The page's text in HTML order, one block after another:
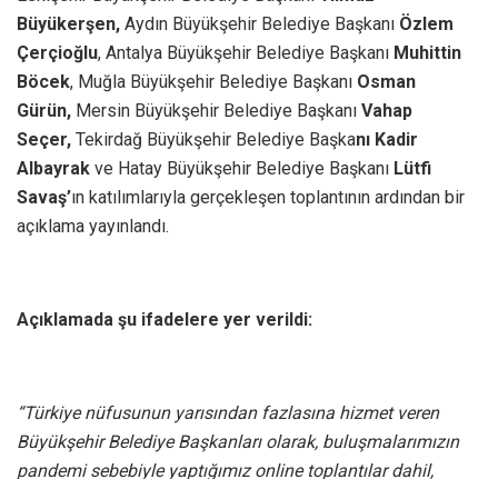
Büyükerşen, Aydın Büyükşehir Belediye Başkanı Özlem
Çerçioğlu, Antalya Büyükşehir Belediye Başkanı Muhittin
Böcek, Muğla Büyükşehir Belediye Başkanı Osman
Gürün, Mersin Büyükşehir Belediye Başkanı Vahap
Seçer, Tekirdağ Büyükşehir Belediye Başkanı Kadir
Albayrak ve Hatay Büyükşehir Belediye Başkanı Lütfi
Savaş’ın katılımlarıyla gerçekleşen toplantının ardından bir
açıklama yayınlandı.
Açıklamada şu ifadelere yer verildi:
“Türkiye nüfusunun yarısından fazlasına hizmet veren
Büyükşehir Belediye Başkanları olarak, buluşmalarımızın
pandemi sebebiyle yaptığımız online toplantılar dahil,